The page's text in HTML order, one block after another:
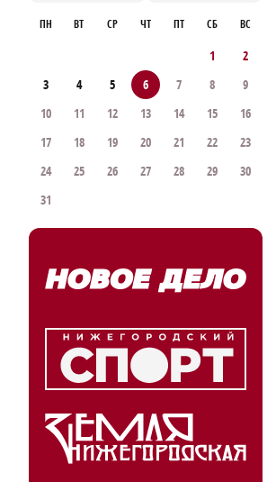
ПН ВТ СР ЧТ ПТ СБ ВС
1
2
3
4 5 6 7 8
9
10
11 12 13 14 15
16
17
18 19 20 21 22
23
24
25 26 27 28 29
30
31